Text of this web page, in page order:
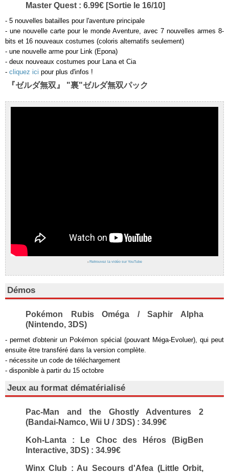
Master Quest : 6.99€ [Sortie le 16/10]
- 5 nouvelles batailles pour l'aventure principale
- une nouvelle carte pour le monde Aventure, avec 7 nouvelles armes 8-
bits et 16 nouveaux costumes (coloris alternatifs seulement)
- une nouvelle arme pour Link (Epona)
- deux nouveaux costumes pour Lana et Cia
- cliquez ici pour plus d'infos !
『ゼルダ無双』 "裏"ゼルダ無双パック
› Retrouvez la vidéo sur YouTube
Démos
Pokémon Rubis Oméga / Saphir Alpha
(Nintendo, 3DS)
- permet d'obtenir un Pokémon spécial (pouvant Méga-Evoluer), qui peut
ensuite être transféré dans la version complète.
- nécessite un code de téléchargement
- disponible à partir du 15 octobre
Jeux au format dématérialisé
Pac-Man and the Ghostly Adventures 2
(Bandai-Namco, Wii U / 3DS) : 34.99€
Koh-Lanta : Le Choc des Héros (BigBen
Interactive, 3DS) : 34.99€
Winx Club : Au Secours d'Afea (Little Orbit,